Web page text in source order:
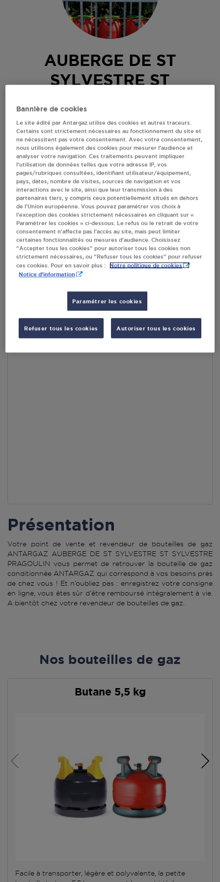
AUBERGE DE ST
SYLVESTRE ST
8 PLACE DE LA MAIRIE
63310ST SYLVESTRE PRAGOULIN
Revendeur de bouteilles de gaz
S'Y RENDRE
AFFICHER LE TÉLÉPHONE
RECEVOIR LES COORDONNÉES DU REVENDEUR
En cliquant sur « S’y rendre », j’autorise le traitement
d’informations (dont mon adresse IP) et leur transfert hors UE
par Google Maps afin d’afficher la carte.
En savoir plus
Accès
Présentation
Votre point de vente et revendeur de bouteilles de gaz
ANTARGAZ AUBERGE DE ST SYLVESTRE ST SYLVESTRE
PRAGOULIN vous permet de retrouver la bouteille de gaz
conditionnée ANTARGAZ qui correspond à vos besoins près
de chez vous ! Et n’oubliez pas : enregistrez votre consigne
en ligne, vous êtes sûr d’être remboursé intégralement à vie.
A bientôt chez votre revendeur de bouteilles de gaz.
Nos bouteilles de gaz
Butane 5,5 kg
Facile à transporter, légère et polyvalente, la petite
Bannière de cookies
Le site édité par Antargaz utilise des cookies et autres traceurs.
Certains sont strictement nécessaires au fonctionnement du site et
ne nécessitent pas votre consentement. Avec votre consentement,
nous utilisons également des cookies pour mesurer l’audience et
analyser votre navigation. Ces traitements peuvent impliquer
l’utilisation de données telles que votre adresse IP, vos
pages/rubriques consultées, identifiant utilisateur/équipement,
pays, dates, nombre de visites, sources de navigation et vos
interactions avec le site, ainsi que leur transmission à des
partenaires tiers, y compris ceux potentiellement situés en dehors
de l’Union européenne. Vous pouvez paramétrer vos choix à
l’exception des cookies strictement nécessaires en cliquant sur «
Paramétrer les cookies » ci-dessous. Le refus ou le retrait de votre
consentement n’affecte pas l’accès au site, mais peut limiter
certaines fonctionnalités ou mesures d’audience. Choisissez
“Accepter tous les cookies” pour autoriser tous les cookies non
strictement nécessaires, ou “Refuser tous les cookies” pour refuser
ces cookies. Pour en savoir plus :
Notre politique de cookies
Notice d'information
Paramétrer les cookies
Refuser tous les cookies Autoriser tous les cookies